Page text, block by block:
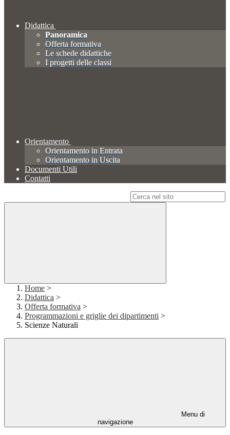
Didattica
Panoramica
Offerta formativa
Le schede didattiche
I progetti delle classi
Orientamento
Orientamento in Entrata
Orientamento in Uscita
Documenti Utili
Contatti
Home >
Didattica >
Offerta formativa >
Programmazioni e griglie dei dipartimenti >
Scienze Naturali
Menu di
navigazione